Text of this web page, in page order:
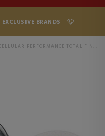
BRANDS
PERFORMANCE TOTAL FINISH FOUNDATION SPF15 POWDER FOUNDATION